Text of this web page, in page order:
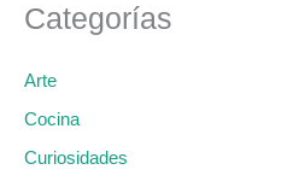
Categorías
Arte
Cocina
Curiosidades